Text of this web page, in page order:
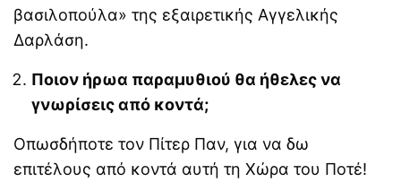
Συμβουλές ειδικών για τις
Πώς να βελτιώσεις τη
γονεϊκή υπομονή στην
βασιλοπούλα» της εξαιρετικής Αγγελικής
Δαρλάση.
Ποιον ήρωα παραμυθιού θα ήθελες να
γνωρίσεις από κοντά;
Οπωσδήποτε τον Πίτερ Παν, για να δω
επιτέλους από κοντά αυτή τη Χώρα του Ποτέ!